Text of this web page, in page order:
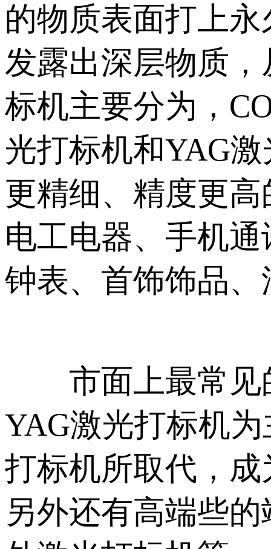
的物质表面打上
发露出深层物质
标机主要分为，
光打标机和YAG
更精细、精度更
电工电器、手机
钟表、首饰饰品
市面上最常见
YAG激光打标机
打标机所取代，
另外还有高端些